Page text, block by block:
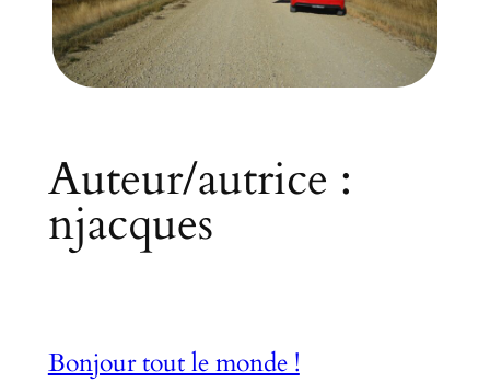
Auteur/autrice :
njacques
Bonjour tout le monde !